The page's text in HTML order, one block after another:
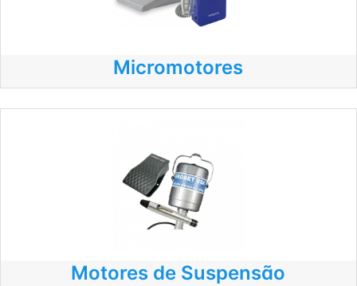
Micromotores
Motores de Suspensão